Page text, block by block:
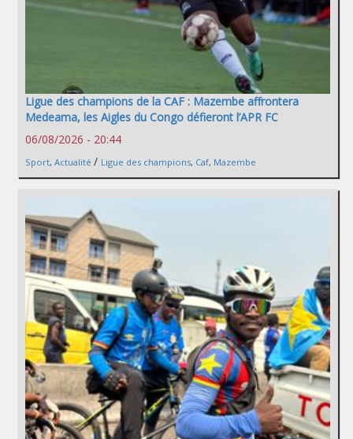
Ligue des champions de la CAF : Mazembe affrontera
Medeama, les Aigles du Congo défieront l’APR FC
06/08/2026 - 20:44
Sport, Actualité / Ligue des champions, Caf, Mazembe